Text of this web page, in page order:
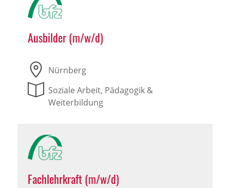
Ausbilder (m/w/d)
Nürnberg
Soziale Arbeit, Pädagogik &
Weiterbildung
Fachlehrkraft (m/w/d)